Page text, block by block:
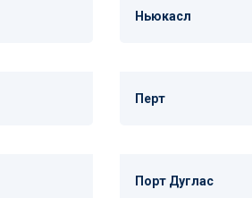
Ньюкасл
Перт
Порт Дуглас